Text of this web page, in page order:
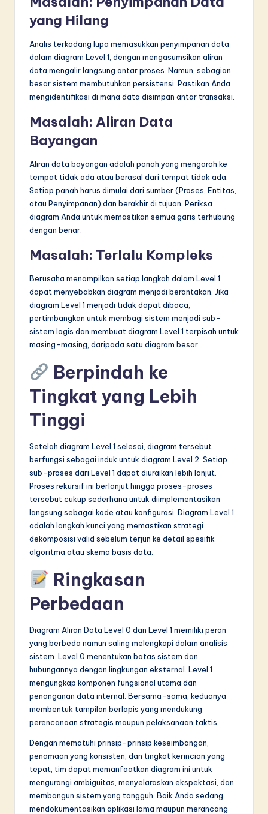
yang Hilang
Analis terkadang lupa memasukkan penyimpanan data
dalam diagram Level 1, dengan mengasumsikan aliran
data mengalir langsung antar proses. Namun, sebagian
besar sistem membutuhkan persistensi. Pastikan Anda
mengidentifikasi di mana data disimpan antar transaksi.
Masalah: Aliran Data
Bayangan
Aliran data bayangan adalah panah yang mengarah ke
tempat tidak ada atau berasal dari tempat tidak ada.
Setiap panah harus dimulai dari sumber (Proses, Entitas,
atau Penyimpanan) dan berakhir di tujuan. Periksa
diagram Anda untuk memastikan semua garis terhubung
dengan benar.
Masalah: Terlalu Kompleks
Berusaha menampilkan setiap langkah dalam Level 1
dapat menyebabkan diagram menjadi berantakan. Jika
diagram Level 1 menjadi tidak dapat dibaca,
pertimbangkan untuk membagi sistem menjadi sub-
sistem logis dan membuat diagram Level 1 terpisah untuk
masing-masing, daripada satu diagram besar.
Berpindah ke
Tingkat yang Lebih
Tinggi
Setelah diagram Level 1 selesai, diagram tersebut
berfungsi sebagai induk untuk diagram Level 2. Setiap
sub-proses dari Level 1 dapat diuraikan lebih lanjut.
Proses rekursif ini berlanjut hingga proses-proses
tersebut cukup sederhana untuk diimplementasikan
langsung sebagai kode atau konfigurasi. Diagram Level 1
adalah langkah kunci yang memastikan strategi
dekomposisi valid sebelum terjun ke detail spesifik
algoritma atau skema basis data.
Ringkasan
Perbedaan
Diagram Aliran Data Level 0 dan Level 1 memiliki peran
yang berbeda namun saling melengkapi dalam analisis
sistem. Level 0 menentukan batas sistem dan
hubungannya dengan lingkungan eksternal. Level 1
mengungkap komponen fungsional utama dan
penanganan data internal. Bersama-sama, keduanya
membentuk tampilan berlapis yang mendukung
perencanaan strategis maupun pelaksanaan taktis.
Dengan mematuhi prinsip-prinsip keseimbangan,
penamaan yang konsisten, dan tingkat kerincian yang
tepat, tim dapat memanfaatkan diagram ini untuk
mengurangi ambiguitas, menyelaraskan ekspektasi, dan
membangun sistem yang tangguh. Baik Anda sedang
mendokumentasikan aplikasi lama maupun merancang